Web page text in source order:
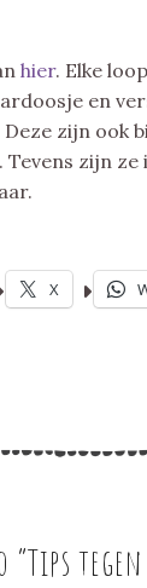
hier. Elke
en
zijn ook
Tevens zijn
X
“Tips